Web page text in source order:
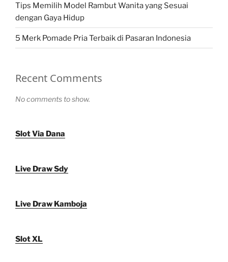
Tips Memilih Model Rambut Wanita yang Sesuai
dengan Gaya Hidup
5 Merk Pomade Pria Terbaik di Pasaran Indonesia
Recent Comments
No comments to show.
Slot Via Dana
Live Draw Sdy
Live Draw Kamboja
Slot XL